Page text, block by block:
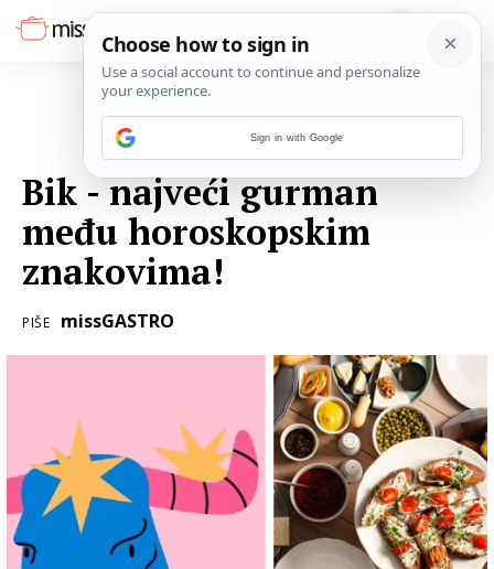
Bik - najveći gurman
među horoskopskim
znakovima!
PIŠE missGASTRO
Sign in with Google